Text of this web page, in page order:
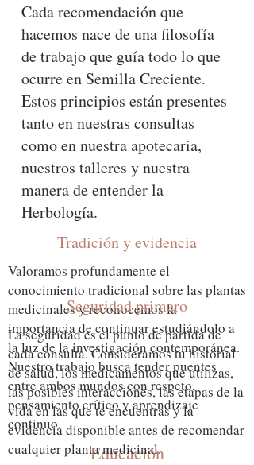
Cada recomendación que
hacemos nace de una filosofía
de trabajo que guía todo lo que
ocurre en Semilla Creciente.
Estos principios están presentes
tanto en nuestras consultas
como en nuestra apotecaria,
nuestros talleres y nuestra
manera de entender la
Herbología.
Tradición y evidencia
Valoramos profundamente el
conocimiento tradicional sobre las plantas
medicinales y reconocemos la
importancia de continuar estudiándolo a
la luz de la investigación contemporánea.
Nuestro trabajo busca tender puentes
entre ambos mundos con respeto,
pensamiento crítico y aprendizaje
continuo.
Educación
Seguridad primero
La seguridad es el punto de partida de
cada consulta. Consideramos tu historial
de salud, los medicamentos que utilizas,
las posibles interacciones, las etapas de la
vida en las que te encuentras y la
evidencia disponible antes de recomendar
cualquier planta medicinal.